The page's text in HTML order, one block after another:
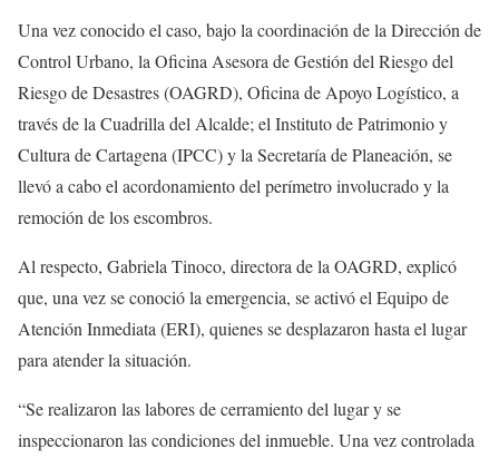
Una vez conocido el caso, bajo la coordinación de la Dirección de
Control Urbano, la Oficina Asesora de Gestión del Riesgo del
Riesgo de Desastres (OAGRD), Oficina de Apoyo Logístico, a
través de la Cuadrilla del Alcalde; el Instituto de Patrimonio y
Cultura de Cartagena (IPCC) y la Secretaría de Planeación, se
llevó a cabo el acordonamiento del perímetro involucrado y la
remoción de los escombros.
Al respecto, Gabriela Tinoco, directora de la OAGRD, explicó
que, una vez se conoció la emergencia, se activó el Equipo de
Atención Inmediata (ERI), quienes se desplazaron hasta el lugar
para atender la situación.
“Se realizaron las labores de cerramiento del lugar y se
inspeccionaron las condiciones del inmueble. Una vez controlada